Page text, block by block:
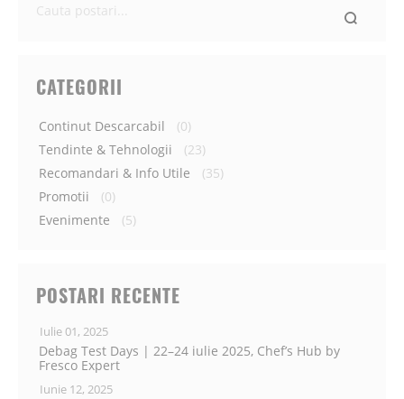
Ce
CATEGORII
Continut Descarcabil
(0)
Tendinte & Tehnologii
(23)
Recomandari & Info Utile
(35)
Promotii
(0)
Evenimente
(5)
POSTARI RECENTE
Iulie 01, 2025
Debag Test Days | 22–24 iulie 2025, Chef’s Hub by
Fresco Expert
Iunie 12, 2025